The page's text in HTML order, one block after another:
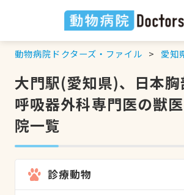
動物病院ドクターズ・ファイル 愛知
大門駅(愛知県)、日本
呼吸器外科専門医の獣
院一覧
診療動物